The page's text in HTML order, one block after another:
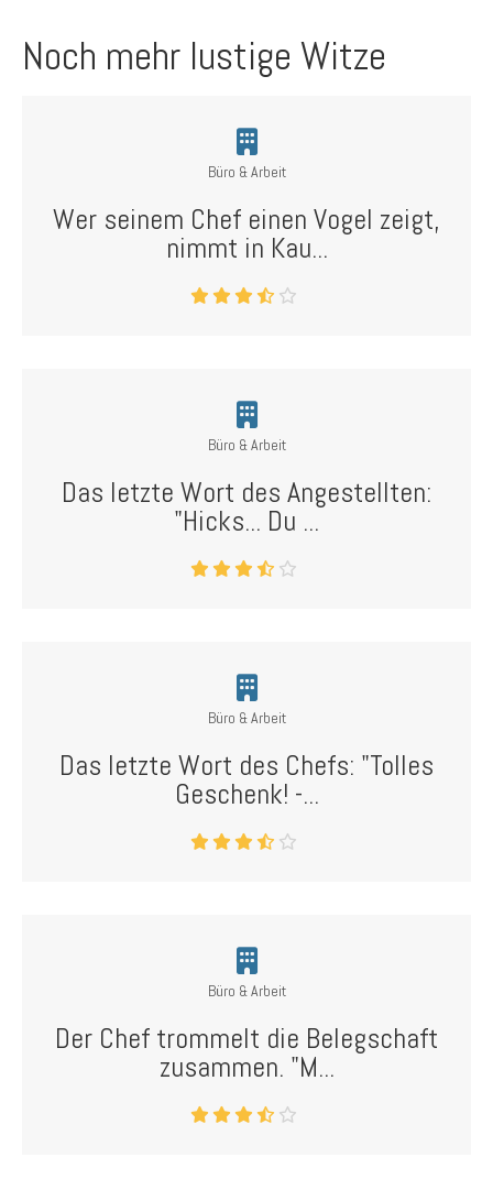
Noch mehr lustige Witze
Büro & Arbeit
Wer seinem Chef einen Vogel zeigt,
nimmt in Kau...
Büro & Arbeit
Das letzte Wort des Angestellten:
"Hicks... Du ...
Büro & Arbeit
Das letzte Wort des Chefs: "Tolles
Geschenk! -...
Büro & Arbeit
Der Chef trommelt die Belegschaft
zusammen. "M...